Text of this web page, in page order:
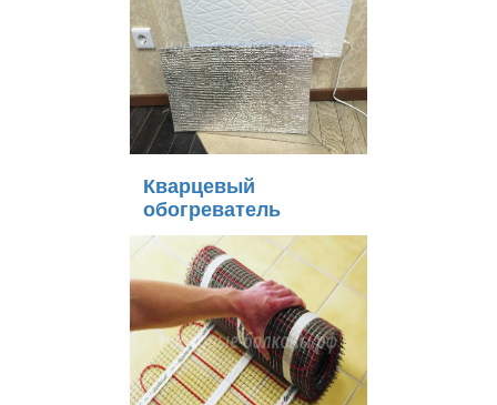
Кварцевый
обогреватель